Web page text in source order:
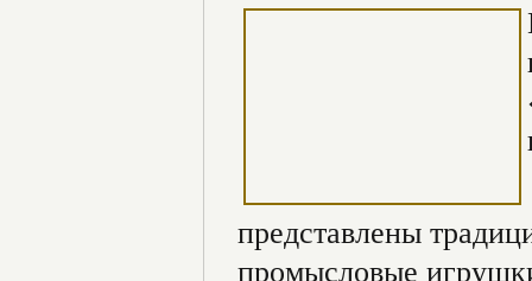
представлены
промысловые